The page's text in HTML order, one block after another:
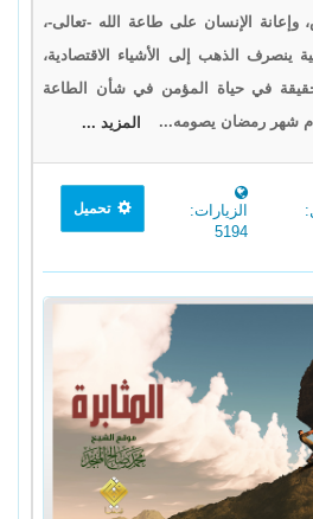
وإعانة الإنسان على طاعة الله -تعالى-،
ينصرف الذهب إلى الأشياء الاقتصادية،
في حياة المؤمن في شأن الطاعة
شهر رمضان يصومه...
المزيد ...
الزيارات:
5194
تحميل